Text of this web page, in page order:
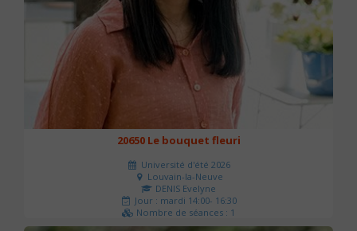
20650 Le bouquet fleuri
Université d'été 2026
Louvain-la-Neuve
DENIS Evelyne
Jour : mardi 14:00- 16:30
Nombre de séances : 1
60 €